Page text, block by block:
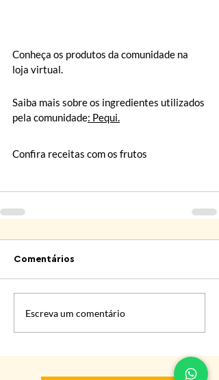
Conheça os produtos da comunidade na
loja virtual.
Saiba mais sobre os ingredientes utilizados
pela comunidade: Pequi.
Confira receitas com os frutos
Comentários
Escreva um comentário